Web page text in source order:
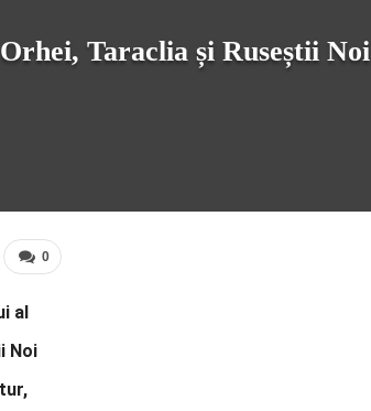
Taraclia și Ruseștii Noi
0
al
Noi